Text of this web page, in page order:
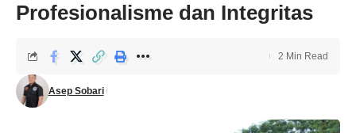
Profesionalisme dan Integritas
Asep Sobari
2 Min Read